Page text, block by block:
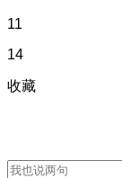
11
14
收藏